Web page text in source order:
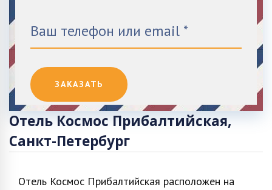
Отель Космос Прибалтийская,
Санкт-Петербург
Отель Космос Прибалтийская расположен на